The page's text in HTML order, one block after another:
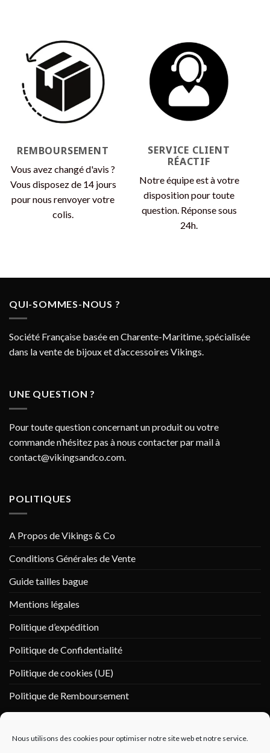
Nous utilisons des cookies pour optimiser notre site web et notre service.
REMBOURSEMENT
Vous avez changé d'avis ?
Vous disposez de 14 jours
pour nous renvoyer votre
colis.
SERVICE CLIENT
RÉACTIF
Notre équipe est à votre
disposition pour toute
question. Réponse sous
24h.
QUI-SOMMES-NOUS ?
Société Française basée en Charente-Maritime, spécialisée
dans la vente de bijoux et d’accessoires Vikings.
UNE QUESTION ?
Pour toute question concernant un produit ou votre
commande n’hésitez pas à nous contacter par mail à
contact@vikingsandco.com
POLITIQUES
A Propos de Vikings & Co
Conditions Générales de Vente
Guide tailles bague
Mentions légales
Politique d’expédition
Politique de Confidentialité
Politique de cookies (UE)
Politique de Remboursement